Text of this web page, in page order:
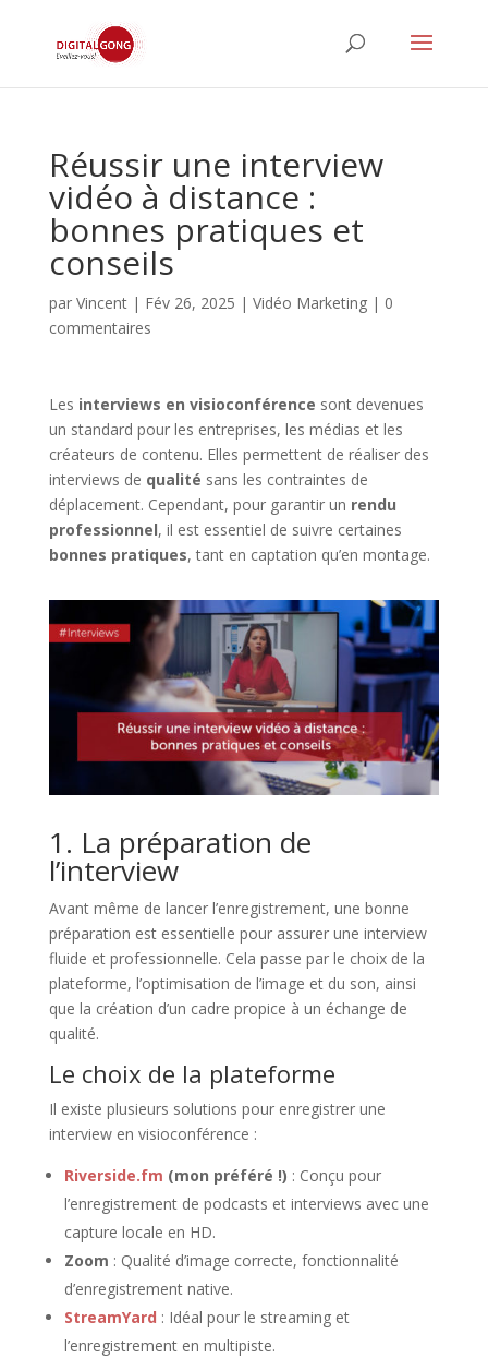
Réussir une interview
vidéo à distance :
bonnes pratiques et
conseils
par Vincent| Fév 26, 2025 | Vidéo Marketing| 0
commentaires
Les interviews en visioconférence sont devenues
un standard pour les entreprises, les médias et les
créateurs de contenu. Elles permettent de réaliser des
interviews de qualité sans les contraintes de
déplacement. Cependant, pour garantir un rendu
professionnel, il est essentiel de suivre certaines
bonnes pratiques, tant en captation qu’en montage.
1. La préparation de
l’interview
Avant même de lancer l’enregistrement, une bonne
préparation est essentielle pour assurer une interview
fluide et professionnelle. Cela passe par le choix de la
plateforme, l’optimisation de l’image et du son, ainsi
que la création d’un cadre propice à un échange de
qualité.
Le choix de la plateforme
Il existe plusieurs solutions pour enregistrer une
interview en visioconférence :
Riverside.fm (mon préféré !) : Conçu pour
l’enregistrement de podcasts et interviews avec une
capture locale en HD.
Zoom : Qualité d’image correcte, fonctionnalité
d’enregistrement native.
StreamYard : Idéal pour le streaming et
l’enregistrement en multipiste.